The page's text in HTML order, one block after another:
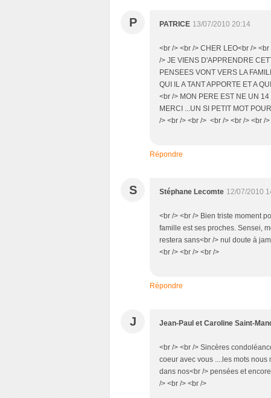
P PATRICE 13/07/2010 20:14
<br /> <br /> CHER LEO<br />
/> JE VIENS D'APPRENDRE
PENSEES VONT VERS LA
QUI IL A TANT APPORTE ET A
<br /> MON PERE EST NE UN
MERCI ...UN SI PETIT MOT
/> <br /> <br /> <br /> <br /> <br /
Répondre
S Stéphane Lecomte 12/07/2010
<br /> <br /> Bien triste moment
famille est ses proches. Sensei,
restera sans<br /> nul doute à
<br /> <br /> <br />
Répondre
J Jean-Paul et Caroline Saint-
<br /> <br /> Sincères
coeur avec vous ....les mots
dans nos<br /> pensées et
/> <br /> <br />